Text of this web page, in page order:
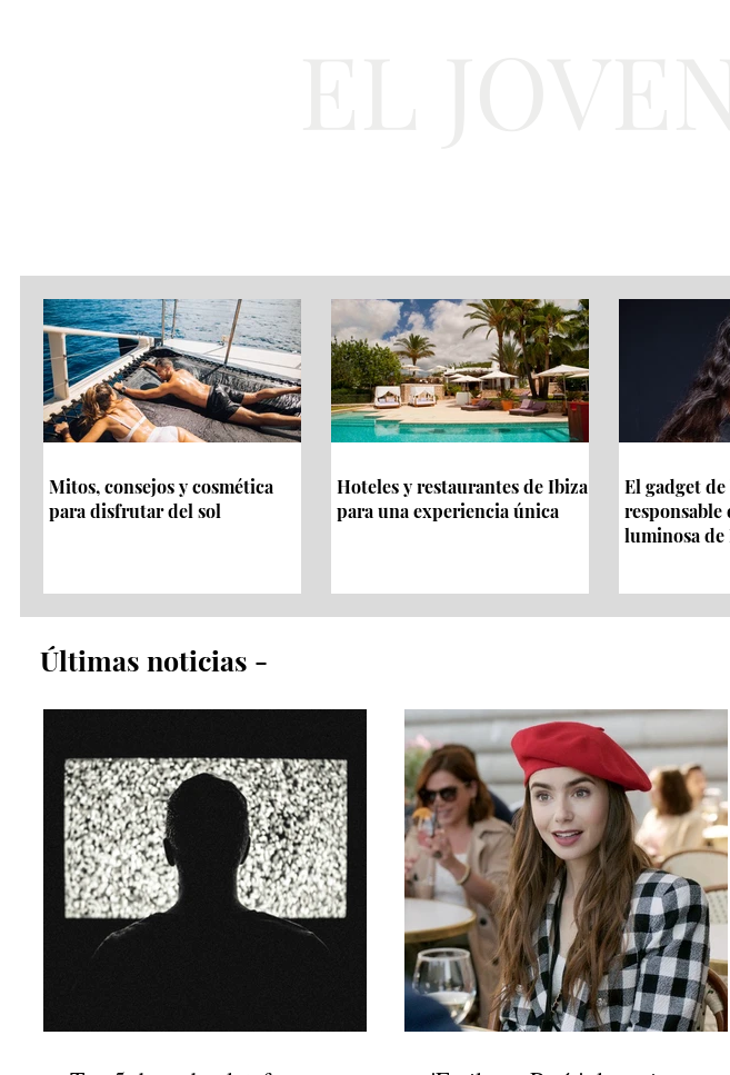
Mitos, consejos y cosmética
para disfrutar del sol
Hoteles y restaurantes de Ibiza
para una experiencia única
El gadget
responsable
luminosa de
​Últimas noticias​ -